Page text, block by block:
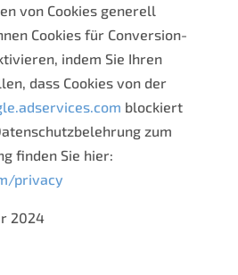
von Cookies generell
Cookies für Conversion-
indem Sie Ihren
dass Cookies von der
blockiert
zum
finden Sie hier:
privacy
2024